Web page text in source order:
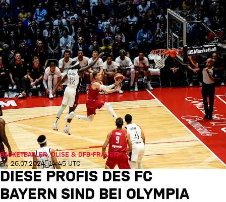
BASKETBALLER, OLISE & DFB-FRAUEN
Fr., 26.07.2024, 14:45 UTC
DIESE PROFIS DES FC
BAYERN SIND BEI OLYMPIA